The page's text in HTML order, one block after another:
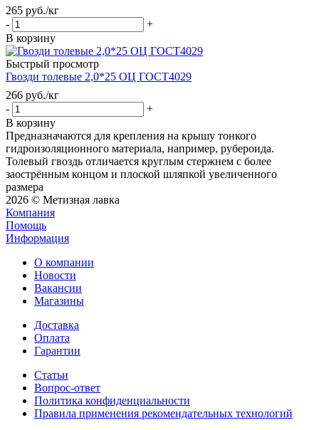
265 руб./кг
-
+
В корзину
Быстрый просмотр
Гвозди толевые 2,0*25 ОЦ ГОСТ4029
266 руб./кг
-
+
В корзину
Предназначаются для крепления на крышу тонкого
гидроизоляционного материала, например, рубероида.
Толевый гвоздь отличается круглым стержнем с более
заострённым концом и плоской шляпкой увеличенного
размера
2026 © Метизная лавка
Компания
Помощь
Информация
О компании
Новости
Вакансии
Магазины
Доставка
Оплата
Гарантии
Статьи
Вопрос-ответ
Политика конфиденциальности
Правила применения рекомендательных технологий